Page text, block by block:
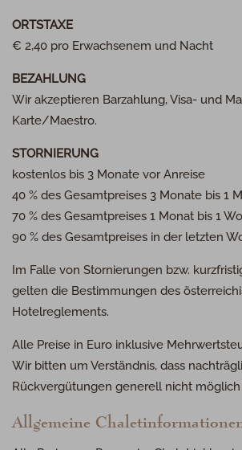
ORTSTAXE
€ 2,40 pro Erwachsenem und Nacht
BEZAHLUNG
Wir akzeptieren Barzahlung, Visa- und
Karte/Maestro.
STORNIERUNG
kostenlos bis 3 Monate vor Anreise
40 % des Gesamtpreises 3 Monate bis 1
70 % des Gesamtpreises 1 Monat bis 1
90 % des Gesamtpreises in der letzten
Im Falle von Stornierungen bzw.
gelten die Bestimmungen des
Hotelreglements.
Alle Preise in Euro inklusive
Wir bitten um Verständnis, dass
Rückvergütungen generell nicht möglich
Allgemeine